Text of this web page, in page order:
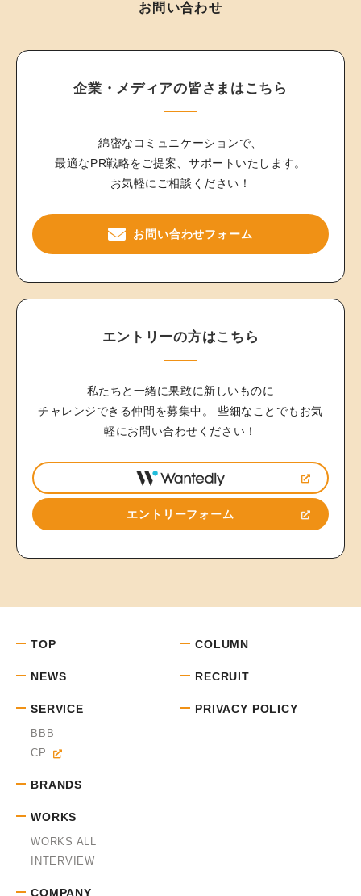
お問い合わせ
企業・メディアの皆さまはこちら
綿密なコミュニケーションで、
最適なPR戦略をご提案、サポートいたします。
お気軽にご相談ください！
お問い合わせフォーム
エントリーの方はこちら
私たちと一緒に果敢に新しいものに
チャレンジできる仲間を募集中。
些細なことでもお気
軽にお問い合わせください！
エントリーフォーム
TOP
NEWS
SERVICE
BBB
CP
BRANDS
WORKS
WORKS ALL
INTERVIEW
COMPANY
COLUMN
RECRUIT
PRIVACY POLICY